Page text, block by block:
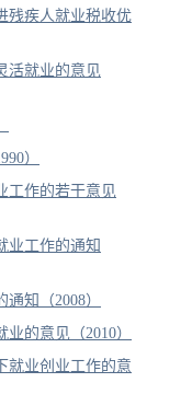
残疾人就业税收优
活就业的意见
）
工作的若干意见
业工作的通知
知（2008）
的意见（2010）
就业创业工作的意